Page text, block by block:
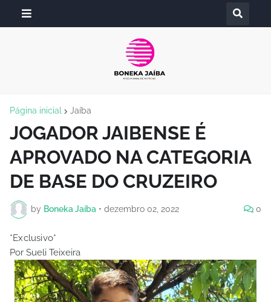
Página inicial Jaíba
JOGADOR JAIBENSE É
APROVADO NA CATEGORIA
DE BASE DO CRUZEIRO
by Boneka Jaíba • dezembro 02, 2022 0
*Exclusivo*
Por Sueli Teixeira